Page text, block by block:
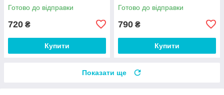
Готово до відправки
720 ₴
Купити
Готово до відправки
790 ₴
Купити
Показати ще